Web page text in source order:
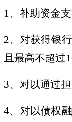
1、补助资金
2、对获得银
且最高不超过
3、对以通过
4、对以债权